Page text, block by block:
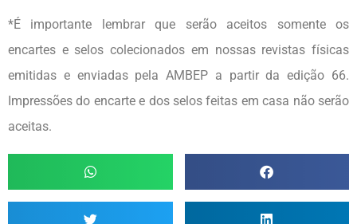
*É importante lembrar que serão aceitos somente os
encartes e selos colecionados em nossas revistas físicas
emitidas e enviadas pela AMBEP a partir da edição 66.
Impressões do encarte e dos selos feitas em casa não serão
aceitas.